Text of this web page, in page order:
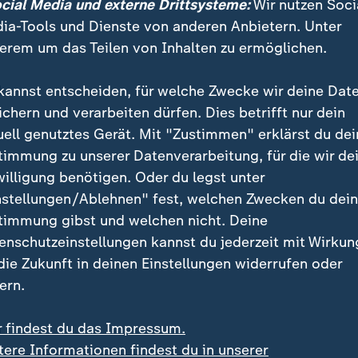
Beginn ist für den Chefcoach eine angenehme
relativ früh losgeht und man nicht ewig im Hotel
ZDF-Interview.
extrem lange Tage, wenn
sind wir froh, dass es
12 Uhr losgeht.
Nagelsmann
Ansprache habe das Team alle
getroffen. "Es wird keine große Besprechung
nicht so lange ausfallen", so Nagelsmann, der für
Media und externe Drittsysteme:Wir nutzen
Tools und Dienste von anderen Anbietern. Unter
um das Teilen von Inhalten zu ermöglichen.
entscheiden, für welche Zwecke wir deine
und verarbeiten dürfen. Dies betrifft nur dein
genutztes Gerät. Mit "Zustimmen" erklärst du
zu unserer Datenverarbeitung, für die wir
benötigen. Oder du legst unter
Ablehnen" fest, welchen Zwecken du
gibst und welchen nicht. Deine
kannst du jederzeit mit
Zukunft in deinen Einstellungen widerrufen oder
findest du das Impressum.
Informationen findest du in unserer